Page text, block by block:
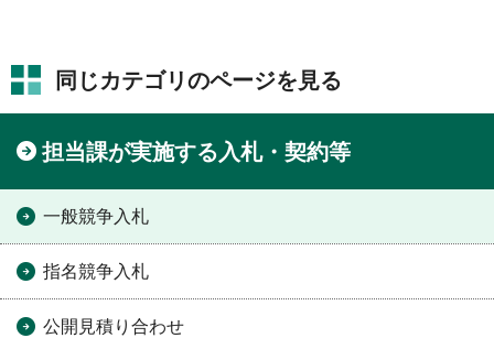
同じカテゴリのページを見る
担当課が実施する入札・契約等
一般競争入札
指名競争入札
公開見積り合わせ